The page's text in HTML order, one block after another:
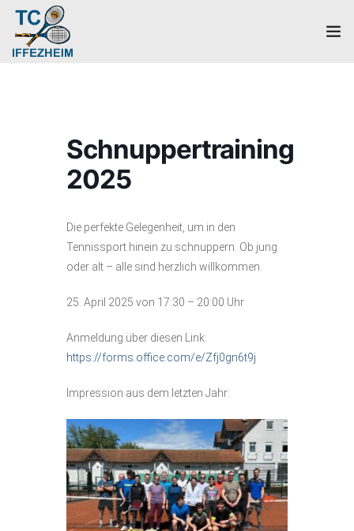
Platzbuchung
Vereinsshop
Schnuppertraining
2025
Die perfekte Gelegenheit, um in den
Tennissport hinein zu schnuppern. Ob jung
oder alt – alle sind herzlich willkommen.
25. April 2025 von 17:30 – 20:00 Uhr
Anmeldung über diesen Link:
https://forms.office.com/e/Zfj0gn6t9j
Impression aus dem letzten Jahr: